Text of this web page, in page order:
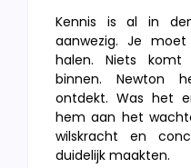
Kennis is al in
aanwezig. Je
halen. Niets
binnen. Newton
ontdekt. Was het
hem aan het
wilskracht en
duidelijk maakten.